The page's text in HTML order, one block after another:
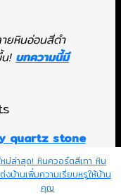
ยหินอ่อนสีดำ
!บทความนี้มี
หม่ล่าสุด! หินควอร์ตสีเทา หิน
งบ้านเพิ่มความเรียบหรูให้บ้าน
คุณ